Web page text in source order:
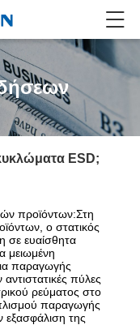
ESD;
προϊόντων:Στη
ο στατικός
σε ευαίσθητα
μειωμένη
παραγωγής
πύλες
ρεύματος στο
παραγωγής
εξασφάλιση της